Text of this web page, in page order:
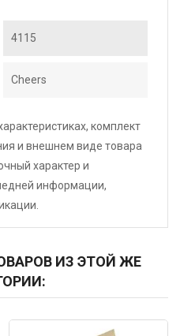
4115
Cheers
комплект
и внешнем виде товара
характер и
информации,
ИЗ ЭТОЙ ЖЕ